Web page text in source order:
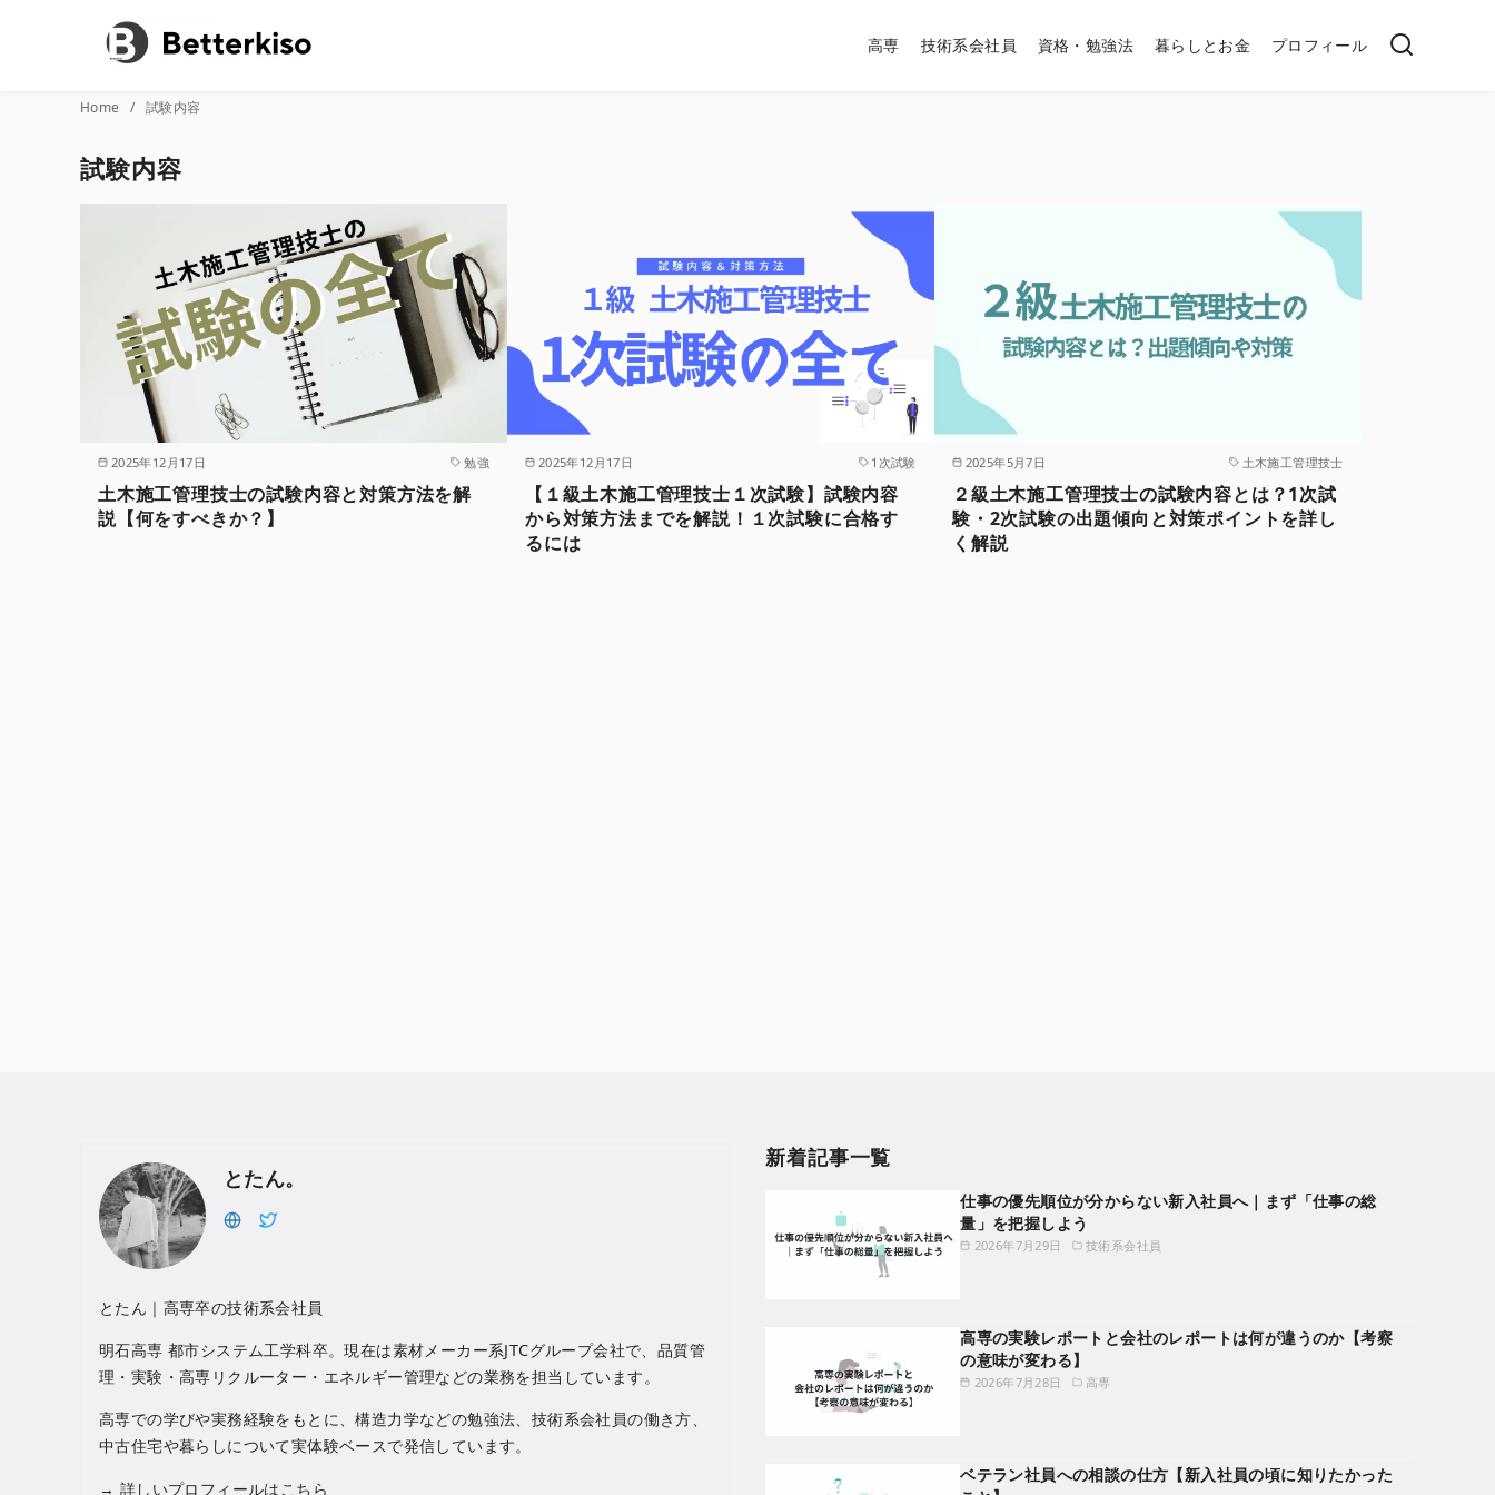
高専 技術系会社員 資格・勉強法 暮らしとお金 プロフィール
Home 試験内容
試験内容
2025年12月17日 勉強
土木施工管理技士の試験内容と対策方法を解
説【何をすべきか？】
2025年12月17日 1次試験
【１級土木施工管理技士１次試験】試験内容
から対策方法までを解説！１次試験に合格す
るには
2025年5月7日 土木施工管理技士
２級土木施工管理技士の試験内容とは？1次試
験・2次試験の出題傾向と対策ポイントを詳し
く解説
とたん。
とたん｜高専卒の技術系会社員
明石高専 都市システム工学科卒。現在は素材メーカー系JTCグループ会社で、品質管
理・実験・高専リクルーター・エネルギー管理などの業務を担当しています。
高専での学びや実務経験をもとに、構造力学などの勉強法、技術系会社員の働き方、
中古住宅や暮らしについて実体験ベースで発信しています。
→ 詳しいプロフィールはこちら
新着記事一覧
2026年7月29日 技術系会社員
仕事の優先順位が分からない新入社員へ｜まず「仕事の総
量」を把握しよう
2026年7月28日 高専
高専の実験レポートと会社のレポートは何が違うのか【考察
の意味が変わる】
ベテラン社員への相談の仕方【新入社員の頃に知りたかった